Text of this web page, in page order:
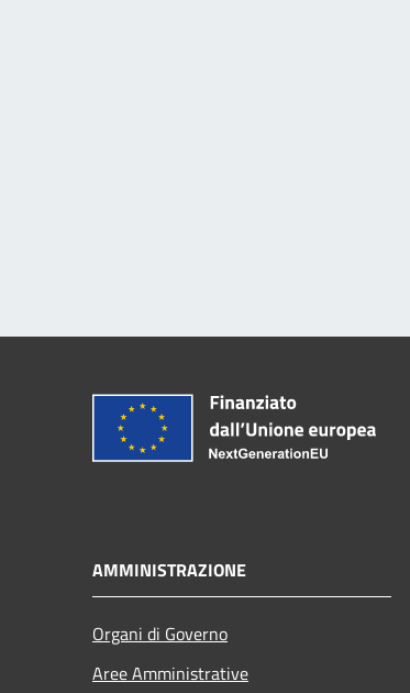
AMMINISTRAZIONE
Organi di Governo
Aree Amministrative